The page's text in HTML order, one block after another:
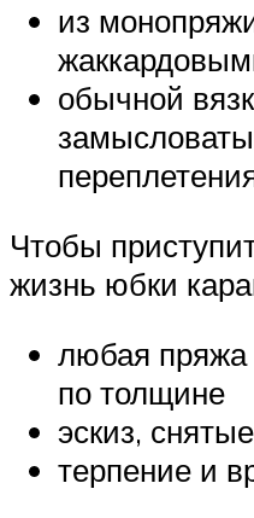
из
обычной
Чтобы
жизнь юбки
любая
по толщине
эскиз,
терпение и